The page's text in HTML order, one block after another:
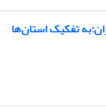
تفکیک استان‌ها